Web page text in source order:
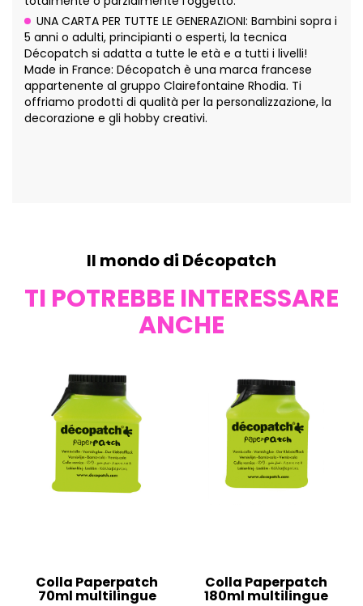
UNA CARTA PER TUTTE LE GENERAZIONI: Bambini sopra i
5 anni o adulti, principianti o esperti, la tecnica
Décopatch si adatta a tutte le età e a tutti i livelli!
Made in France: Décopatch è una marca francese
appartenente al gruppo Clairefontaine Rhodia. Ti
offriamo prodotti di qualità per la personalizzazione, la
decorazione e gli hobby creativi.
Il mondo di Décopatch
TI POTREBBE INTERESSARE
ANCHE
Colla Paperpatch
70ml multilingue
Colla Paperpatch
180ml multilingue